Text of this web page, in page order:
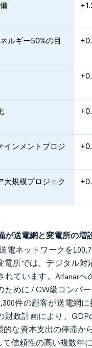
ルギー50%の目
インメントプロジ
大規模プロジェク
が送電網と変電所の増
電ネットワークを
電所では、デジタル
ています。Alfanarへ
ために7 GW級コンバ
件の顧客が送電網
財政計画により、
的な資本支出の停滞
信頼性の高い複数年